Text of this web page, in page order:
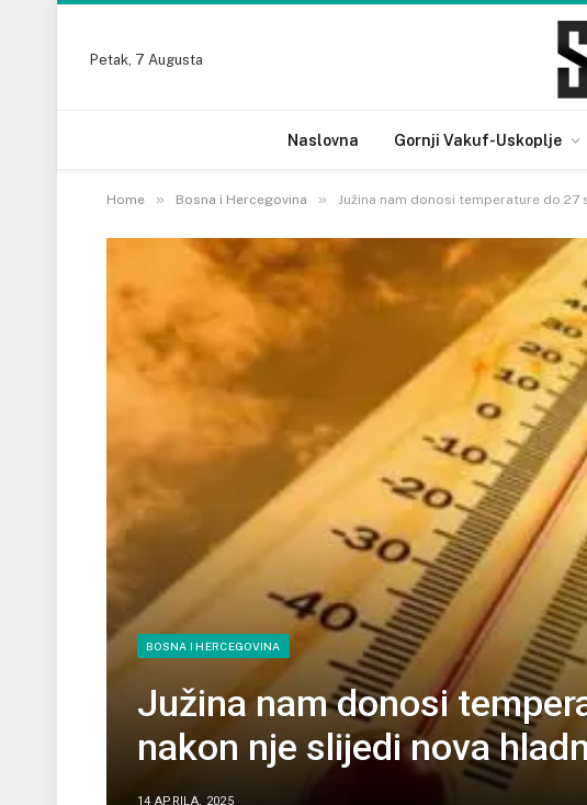
Petak, 7 Augusta
Naslovna Gornji Vakuf-Uskoplje
Home » Bosna i Hercegovina » Južina nam donosi temperature do
BOSNA I HERCEGOVINA
Južina nam donosi
nakon nje slijedi nova
14 APRILA, 2025